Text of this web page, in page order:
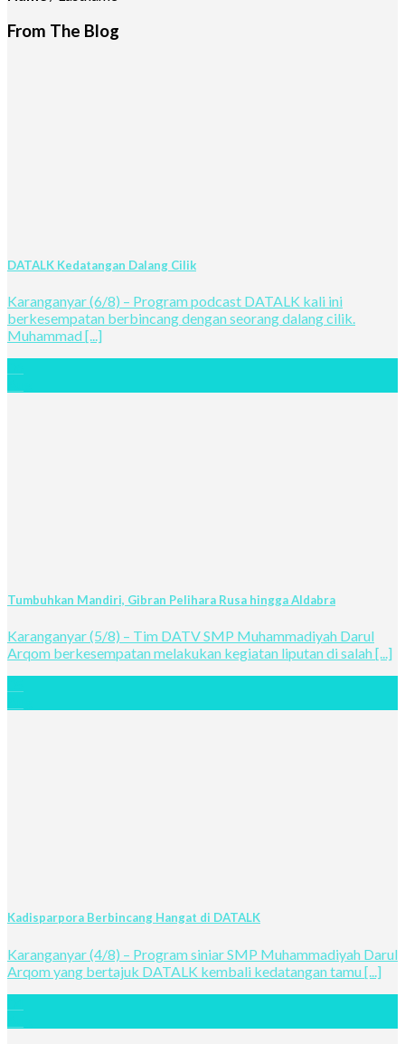
From The Blog
DATALK Kedatangan Dalang Cilik
Karanganyar (6/8) – Program podcast DATALK kali ini
berkesempatan berbincang dengan seorang dalang cilik.
Muhammad [...]
Tumbuhkan Mandiri, Gibran Pelihara Rusa hingga Aldabra
Karanganyar (5/8) – Tim DATV SMP Muhammadiyah Darul
Arqom berkesempatan melakukan kegiatan liputan di salah [...]
Kadisparpora Berbincang Hangat di DATALK
Karanganyar (4/8) – Program siniar SMP Muhammadiyah Darul
Arqom yang bertajuk DATALK kembali kedatangan tamu [...]